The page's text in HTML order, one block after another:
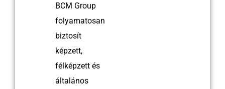
BCM Group
folyamatosan
biztosít
képzett,
félképzett és
általános